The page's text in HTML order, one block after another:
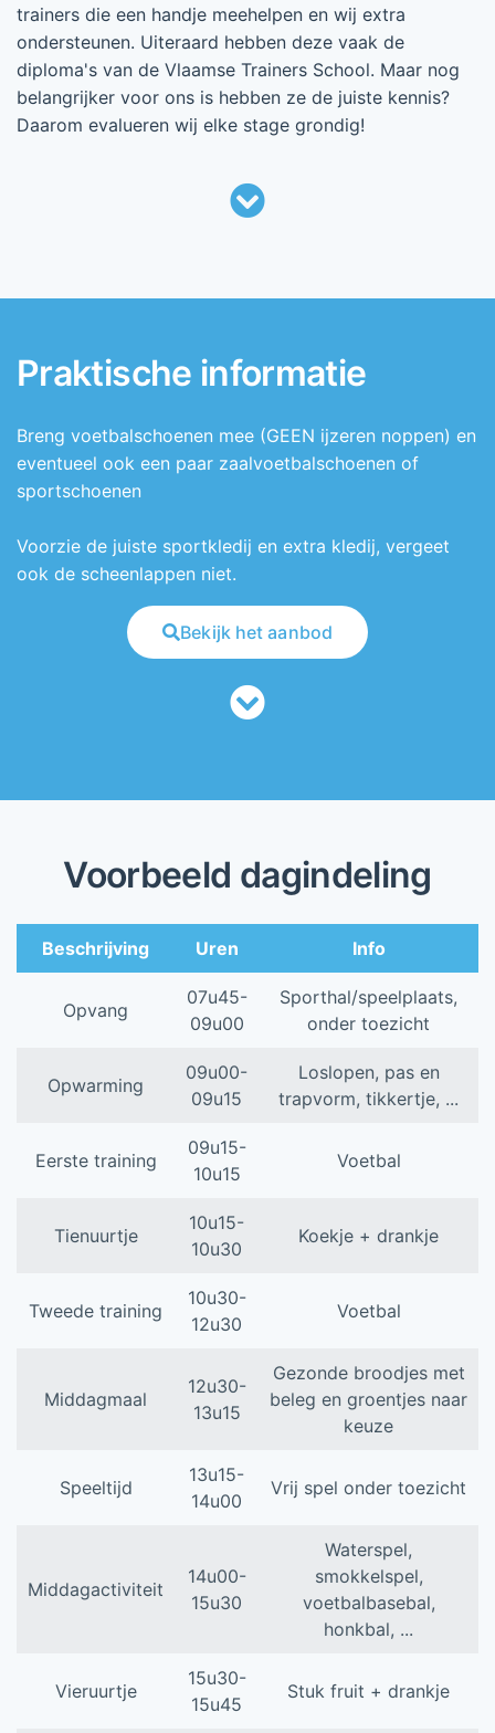
trainers die een handje meehelpen en wij extra
ondersteunen. Uiteraard hebben deze vaak de
diploma's van de Vlaamse Trainers School. Maar nog
belangrijker voor ons is hebben ze de juiste kennis?
Daarom evalueren wij elke stage grondig!
Praktische informatie
Breng voetbalschoenen mee (GEEN ijzeren noppen) en
eventueel ook een paar zaalvoetbalschoenen of
sportschoenen
Voorzie de juiste sportkledij en extra kledij, vergeet
ook de scheenlappen niet.
Bekijk het aanbod
Voorbeeld dagindeling
Beschrijving Uren Info
Opvang
07u45-
09u00
Sporthal/speelplaats,
onder toezicht
Opwarming
09u00-
09u15
Loslopen, pas en
trapvorm, tikkertje, ...
Eerste training
09u15-
10u15
Voetbal
Tienuurtje
10u15-
10u30
Koekje + drankje
Tweede training
10u30-
12u30
Voetbal
Middagmaal
12u30-
13u15
Gezonde broodjes met
beleg en groentjes naar
keuze
Speeltijd
13u15-
14u00
Vrij spel onder toezicht
Middagactiviteit
14u00-
15u30
Waterspel,
smokkelspel,
voetbalbasebal,
honkbal, ...
Vieruurtje
15u30-
15u45
Stuk fruit + drankje